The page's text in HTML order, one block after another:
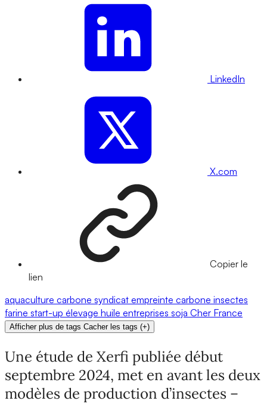
LinkedIn
X.com
Copier le
lien
aquaculture carbone syndicat empreinte carbone insectes
farine start-up élevage huile entreprises soja Cher France
Afficher plus de tags Cacher les tags (+)
Une étude de Xerfi publiée début
septembre 2024, met en avant les deux
modèles de production d’insectes –